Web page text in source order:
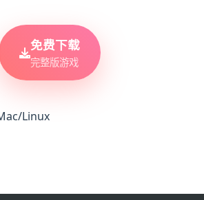
免费下载
完整版游戏
Linux